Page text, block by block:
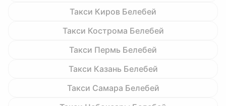
Такси Киров Белебей
Такси Кострома Белебей
Такси Пермь Белебей
Такси Казань Белебей
Такси Самара Белебей